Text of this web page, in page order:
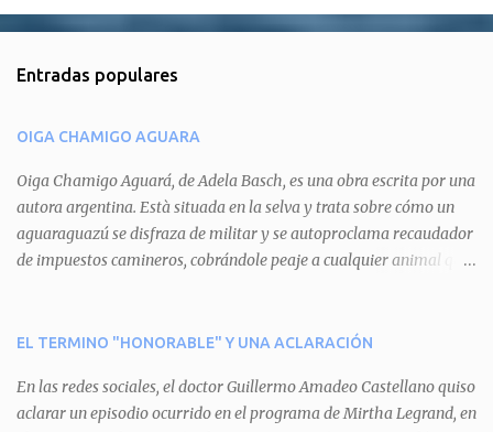
e
t
a
r
i
o
Entradas populares
OIGA CHAMIGO AGUARA
Oiga Chamigo Aguará, de Adela Basch, es una obra escrita por una
autora argentina. Està situada en la selva y trata sobre cómo un
aguaraguazú se disfraza de militar y se autoproclama recaudador
de impuestos camineros, cobrándole peaje a cualquier animal que
aguará le provoca. De igual manera pasa con Tatú, el armadillo.
del aguará y pasa sin pagar. Por último, Tui, la cotorra, deja
expuesta la mentira del aguará y arenga a los otros tres
EL TERMINO "HONORABLE" Y UNA ACLARACIÓN
En las redes sociales, el doctor Guillermo Amadeo Castellano quiso
aclarar un episodio ocurrido en el programa de Mirtha Legrand, en